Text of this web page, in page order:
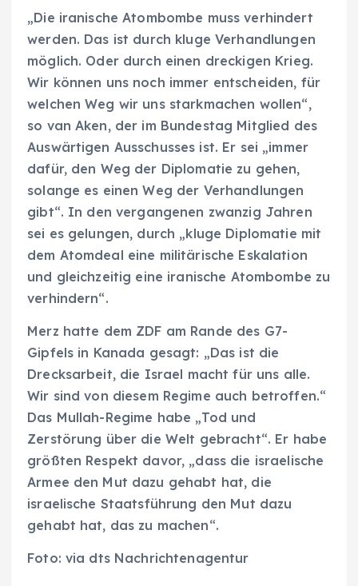
„Die iranische Atombombe muss verhindert
werden. Das ist durch kluge Verhandlungen
möglich. Oder durch einen dreckigen Krieg.
Wir können uns noch immer entscheiden, für
welchen Weg wir uns starkmachen wollen“,
so van Aken, der im Bundestag Mitglied des
Auswärtigen Ausschusses ist. Er sei „immer
dafür, den Weg der Diplomatie zu gehen,
solange es einen Weg der Verhandlungen
gibt“. In den vergangenen zwanzig Jahren
sei es gelungen, durch „kluge Diplomatie mit
dem Atomdeal eine militärische Eskalation
und gleichzeitig eine iranische Atombombe zu
verhindern“.
Merz hatte dem ZDF am Rande des G7-
Gipfels in Kanada gesagt: „Das ist die
Drecksarbeit, die Israel macht für uns alle.
Wir sind von diesem Regime auch betroffen.“
Das Mullah-Regime habe „Tod und
Zerstörung über die Welt gebracht“. Er habe
größten Respekt davor, „dass die israelische
Armee den Mut dazu gehabt hat, die
israelische Staatsführung den Mut dazu
gehabt hat, das zu machen“.
Foto: via dts Nachrichtenagentur